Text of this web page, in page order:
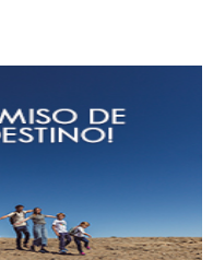
alemán, hembra, 4 años. Por